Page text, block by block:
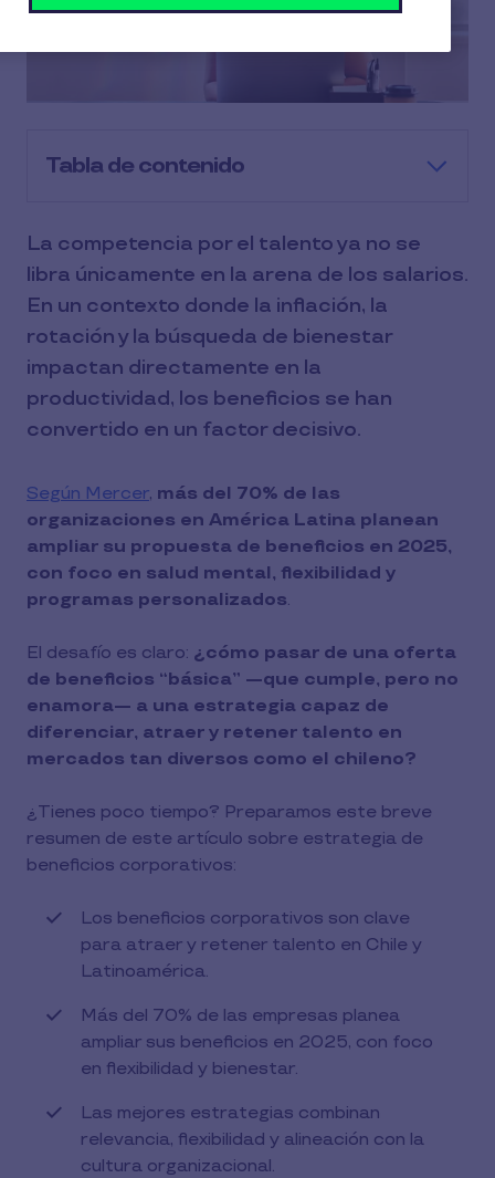
Tabla de contenido
La competencia por el talento ya no se
libra únicamente en la arena de los salarios.
En un contexto donde la inflación, la
rotación y la búsqueda de bienestar
impactan directamente en la
productividad, los beneficios se han
convertido en un factor decisivo.
Según Mercer, más del 70% de las
organizaciones en América Latina planean
ampliar su propuesta de beneficios en 2025,
con foco en salud mental, flexibilidad y
programas personalizados.
El desafío es claro: ¿cómo pasar de una oferta
de beneficios “básica” —que cumple, pero no
enamora— a una estrategia capaz de
diferenciar, atraer y retener talento en
mercados tan diversos como el chileno?
¿Tienes poco tiempo? Preparamos este breve
resumen de este artículo sobre estrategia de
beneficios corporativos:
Los beneficios corporativos son clave
para atraer y retener talento en Chile y
Latinoamérica.
Más del 70% de las empresas planea
ampliar sus beneficios en 2025, con foco
en flexibilidad y bienestar.
Las mejores estrategias combinan
relevancia, flexibilidad y alineación con la
cultura organizacional.